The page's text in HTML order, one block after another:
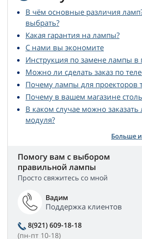
В чём основные различия
выбрать?
Какая гарантия на лампы?
С нами вы экономите
Инструкция по замене лампы в
Можно ли сделать заказ по
Почему лампы для проекторов
Почему в вашем магазине
В каком случае можно заказать
модуля?
Больше
Помогу вам с выбором
правильной лампы
Просто свяжитесь со мной
Вадим
Поддержка клиентов
8(921) 609-18-18
(пн-пт 10-18)